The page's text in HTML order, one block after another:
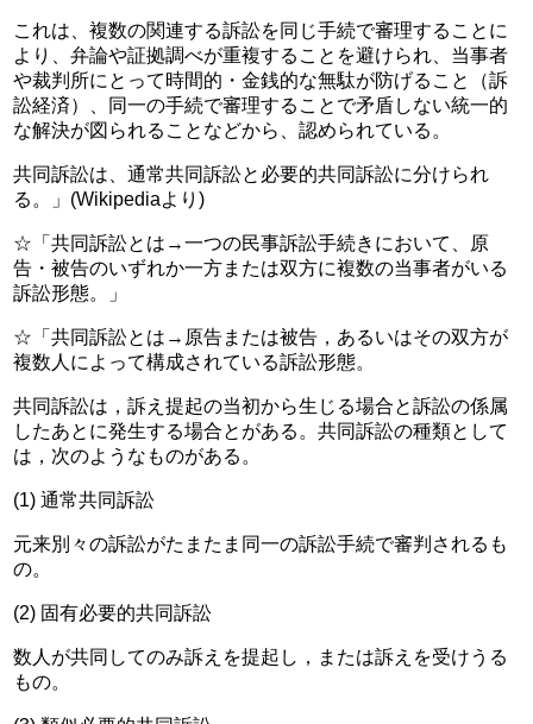
これは、複数の関連する訴訟を同じ手続で審理することに
より、弁論や証拠調べが重複することを避けられ、当事者
や裁判所にとって時間的・金銭的な無駄が防げること（訴
訟経済）、同一の手続で審理することで矛盾しない統一的
な解決が図られることなどから、認められている。
共同訴訟は、通常共同訴訟と必要的共同訴訟に分けられ
る。」(Wikipediaより)
☆「共同訴訟とは→一つの民事訴訟手続きにおいて、原
告・被告のいずれか一方または双方に複数の当事者がいる
訴訟形態。」
☆「共同訴訟とは→原告または被告，あるいはその双方が
複数人によって構成されている訴訟形態。
共同訴訟は，訴え提起の当初から生じる場合と訴訟の係属
したあとに発生する場合とがある。共同訴訟の種類として
は，次のようなものがある。
(1) 通常共同訴訟
元来別々の訴訟がたまたま同一の訴訟手続で審判されるも
の。
(2) 固有必要的共同訴訟
数人が共同してのみ訴えを提起し，または訴えを受けうる
もの。